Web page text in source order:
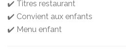
✔️ Titres restaurant
✔️ Convient aux enfants
✔️ Menu enfant